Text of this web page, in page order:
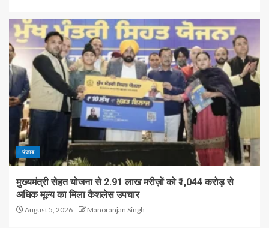
पंजाब
मुख्यमंत्री सेहत योजना से 2.91 लाख मरीज़ों को ₹1,044 करोड़ से
अधिक मूल्य का मिला कैशलेस उपचार
August 5, 2026 Manoranjan Singh